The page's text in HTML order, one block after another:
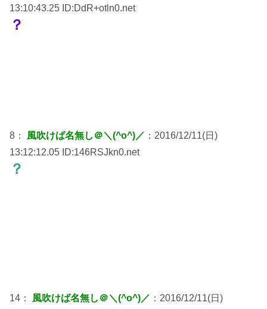
13:10:43.25 ID:DdR+otln0.net
？
8： 風吹けば名無し＠＼(^o^)／ ：2016/12/11(日)
13:12:12.05 ID:146RSJkn0.net
？
14： 風吹けば名無し＠＼(^o^)／ ：2016/12/11(日)